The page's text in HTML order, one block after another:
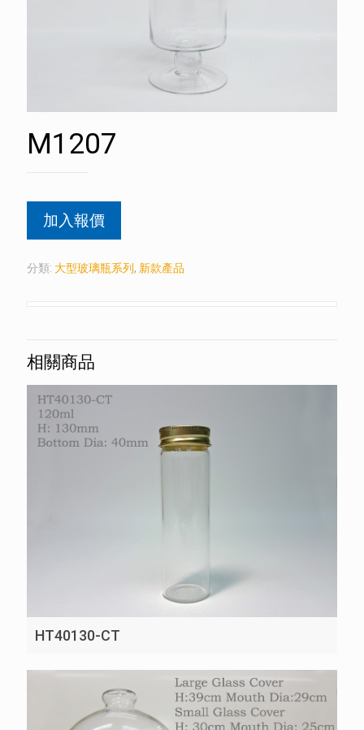
M1207
加入報價
分類: 大型玻璃瓶系列 , 新款產品
相關商品
HT40130-CT